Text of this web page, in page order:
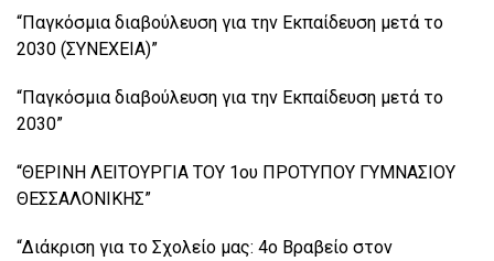
“Παγκόσμια διαβούλευση για την Εκπαίδευση μετά το
2030 (ΣΥΝΕΧΕΙΑ)”
“Παγκόσμια διαβούλευση για την Εκπαίδευση μετά το
2030”
“ΘΕΡΙΝΗ ΛΕΙΤΟΥΡΓΙΑ ΤΟΥ 1ου ΠΡΟΤΥΠΟΥ ΓΥΜΝΑΣΙΟΥ
ΘΕΣΣΑΛΟΝΙΚΗΣ”
“Διάκριση για το Σχολείο μας: 4ο Βραβείο στον